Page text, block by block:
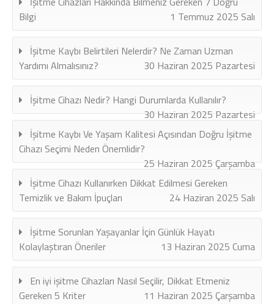
Bilgi
1 Temmuz 2025 Salı
İşitme Kaybı Belirtileri Nelerdir? Ne Zaman Uzman
Yardımı Almalısınız?
30 Haziran 2025 Pazartesi
İşitme Cihazı Nedir? Hangi Durumlarda Kullanılır?
30 Haziran 2025 Pazartesi
İşitme Kaybı Ve Yaşam Kalitesi Açısından Doğru İşitme
Cihazı Seçimi Neden Önemlidir?
25 Haziran 2025 Çarşamba
İşitme Cihazı Kullanırken Dikkat Edilmesi Gereken
Temizlik ve Bakım İpuçları
24 Haziran 2025 Salı
İşitme Sorunları Yaşayanlar İçin Günlük Hayatı
Kolaylaştıran Öneriler
13 Haziran 2025 Cuma
En iyi işitme Cihazları Nasıl Seçilir, Dikkat Etmeniz
Gereken 5 Kriter
11 Haziran 2025 Çarşamba